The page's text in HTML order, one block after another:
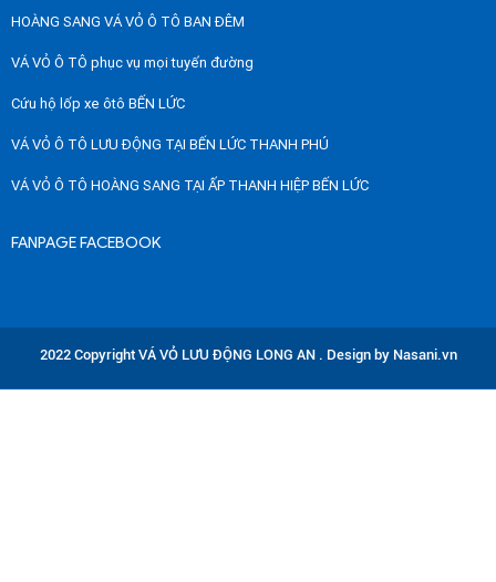
HOÀNG SANG VÁ VỎ Ô TÔ BAN ĐÊM
VÁ VỎ Ô TÔ phục vụ mọi tuyến đường
Cứu hộ lốp xe ôtô BẾN LỨC
VÁ VỎ Ô TÔ LƯU ĐỘNG TẠI BẾN LỨC THANH PHÚ
VÁ VỎ Ô TÔ HOÀNG SANG TẠI ẤP THANH HIỆP BẾN LỨC
FANPAGE FACEBOOK
2022 Copyright VÁ VỎ LƯU ĐỘNG LONG AN . Design by Nasani.vn